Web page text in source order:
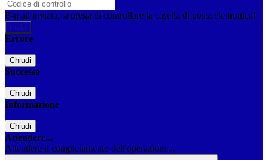
E-mail inviata, si prega di controllare la casella di posta elettronica!
Errore
Chiudi
Successo
Chiudi
Informazione
Chiudi
Attendere...
Attendere il completamento dell'operazione...